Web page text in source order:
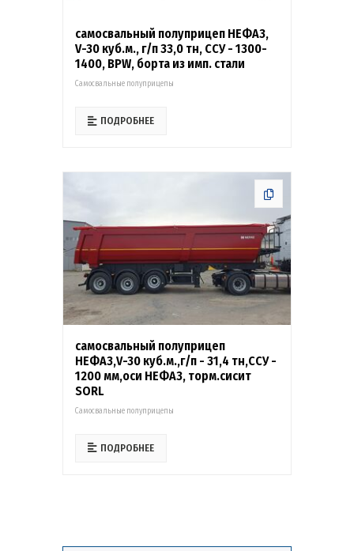
самосвальный полуприцеп НЕФАЗ,
V-30 куб.м., г/п 33,0 тн, ССУ - 1300-
1400, BPW, борта из имп. стали
Самосвальные полуприцепы
ПОДРОБНЕЕ
самосвальный полуприцеп
НЕФАЗ,V-30 куб.м.,г/п - 31,4 тн,ССУ -
1200 мм,оси НЕФАЗ, торм.сисит
SORL
Самосвальные полуприцепы
ПОДРОБНЕЕ